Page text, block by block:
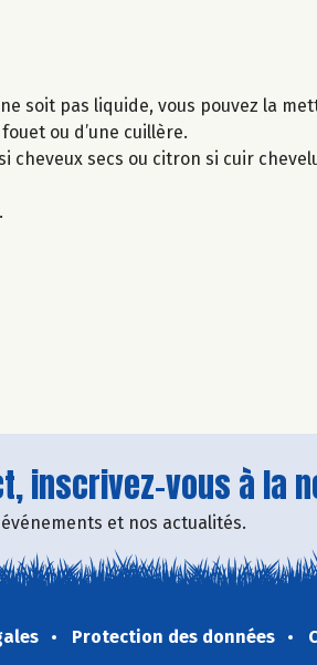
soit pas liquide, vous pouvez la
ou d’une cuillère.
secs ou citron si cuir
inscrivez-vous à la
et nos actualités.
Protection des données